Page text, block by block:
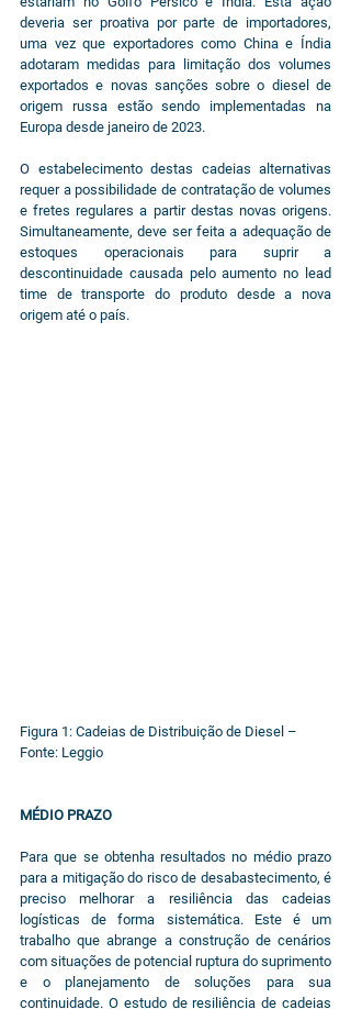
deveria ser proativa por parte de importadores,
uma vez que exportadores como China e Índia
adotaram medidas para limitação dos volumes
exportados e novas sanções sobre o diesel de
origem russa estão sendo implementadas na
Europa desde janeiro de 2023.
O estabelecimento destas cadeias alternativas
requer a possibilidade de contratação de volumes
e fretes regulares a partir destas novas origens.
Simultaneamente, deve ser feita a adequação de
estoques operacionais para suprir a
descontinuidade causada pelo aumento no lead
time de transporte do produto desde a nova
origem até o país.
Figura 1: Cadeias de Distribuição de Diesel –
Fonte: Leggio
MÉDIO PRAZO
Para que se obtenha resultados no médio prazo
para a mitigação do risco de desabastecimento, é
preciso melhorar a resiliência das cadeias
logísticas de forma sistemática. Este é um
trabalho que abrange a construção de cenários
com situações de potencial ruptura do suprimento
e o planejamento de soluções para sua
continuidade. O estudo de resiliência de cadeias